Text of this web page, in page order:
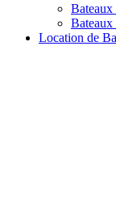
Bateaux
Bateaux
Location de